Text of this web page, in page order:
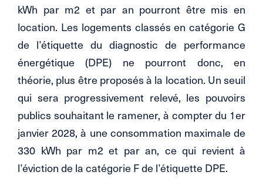
kWh par m2 et par an pourront être mis en
location. Les logements classés en catégorie G
de l’étiquette du diagnostic de performance
énergétique (DPE) ne pourront donc, en
théorie, plus être proposés à la location. Un seuil
qui sera progressivement relevé, les pouvoirs
publics souhaitant le ramener, à compter du 1er
janvier 2028, à une consommation maximale de
330 kWh par m2 et par an, ce qui revient à
l’éviction de la catégorie F de l’étiquette DPE.